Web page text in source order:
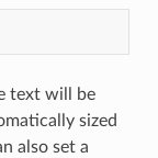
text will be
sized
also set a